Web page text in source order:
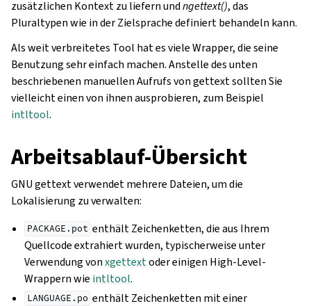
zusätzlichen Kontext zu liefern undngettext(), das
Pluraltypen wie in der Zielsprache definiert behandeln kann.
Als weit verbreitetes Tool hat es viele Wrapper, die seine
Benutzung sehr einfach machen. Anstelle des unten
beschriebenen manuellen Aufrufs von gettext sollten Sie
vielleicht einen von ihnen ausprobieren, zum Beispiel
intltool.
Arbeitsablauf-Übersicht
GNU gettext verwendet mehrere Dateien, um die
Lokalisierung zu verwalten:
PACKAGE.pot enthält Zeichenketten, die aus Ihrem
Quellcode extrahiert wurden, typischerweise unter
Verwendung vonxgettextoder einigen High-Level-
Wrappern wie intltool.
LANGUAGE.po enthält Zeichenketten mit einer